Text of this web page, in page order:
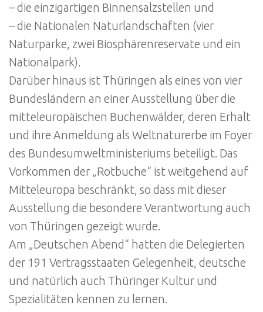
– die einzigartigen Binnensalzstellen und
– die Nationalen Naturlandschaften (vier
Naturparke, zwei Biosphärenreservate und ein
Nationalpark).
Darüber hinaus ist Thüringen als eines von vier
Bundesländern an einer Ausstellung über die
mitteleuropäischen Buchenwälder, deren Erhalt
und ihre Anmeldung als Weltnaturerbe im Foyer
des Bundesumweltministeriums beteiligt. Das
Vorkommen der „Rotbuche“ ist weitgehend auf
Mitteleuropa beschränkt, so dass mit dieser
Ausstellung die besondere Verantwortung auch
von Thüringen gezeigt wurde.
Am „Deutschen Abend“ hatten die Delegierten
der 191 Vertragsstaaten Gelegenheit, deutsche
und natürlich auch Thüringer Kultur und
Spezialitäten kennen zu lernen.